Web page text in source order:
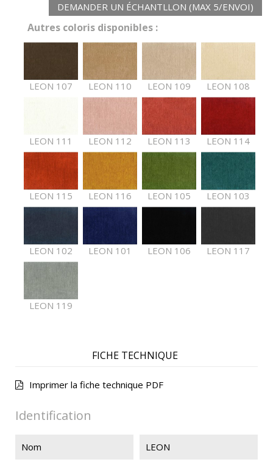
DEMANDER UN ÉCHANTLLON (MAX 5/ENVOI)
Autres coloris disponibles :
LEON 107 LEON 110 LEON 109 LEON 108
LEON 111 LEON 112 LEON 113 LEON 114
LEON 115 LEON 116 LEON 105 LEON 103
LEON 102 LEON 101 LEON 106 LEON 117
LEON 119
FICHE TECHNIQUE
Imprimer la fiche technique PDF
Identification
Nom LEON